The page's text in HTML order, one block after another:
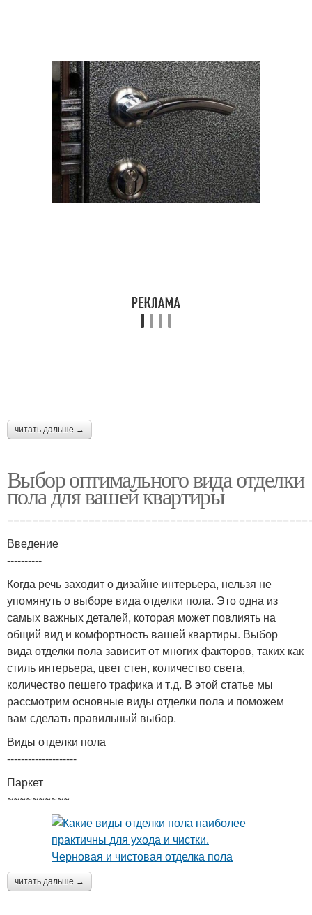
читать дальше →
Выбор оптимального вида отделки
пола для вашей квартиры
Введение
----------
Когда речь заходит о дизайне интерьера, нельзя не
упомянуть о выборе вида отделки пола. Это одна из
самых важных деталей, которая может повлиять на
общий вид и комфортность вашей квартиры. Выбор
вида отделки пола зависит от многих факторов, таких как
стиль интерьера, цвет стен, количество света,
количество пешего трафика и т.д. В этой статье мы
рассмотрим основные виды отделки пола и поможем
вам сделать правильный выбор.
Виды отделки пола
--------------------
Паркет
~~~~~~~~~~
читать дальше →